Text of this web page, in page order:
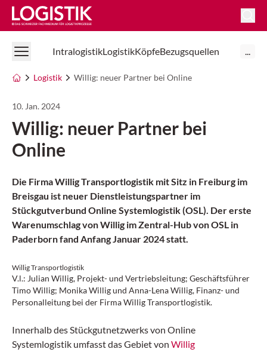
Logistik Online
IntralogistikLogistikKöpfeBezugsquellen ...
Logistik Willig: neuer Partner bei Online
10. Jan. 2024
Willig: neuer Partner bei
Online
Die Firma Willig Transportlogistik mit Sitz in Freiburg im
Breisgau ist neuer Dienstleistungspartner im
Stückgutverbund Online Systemlogistik (OSL). Der erste
Warenumschlag von Willig im Zentral-Hub von OSL in
Paderborn fand Anfang Januar 2024 statt.
Willig Transportlogistik
V.l.: Julian Willig, Projekt- und Vertriebsleitung; Geschäftsführer
Timo Willig; Monika Willig und Anna-Lena Willig, Finanz- und
Personalleitung bei der Firma Willig Transportlogistik.
Innerhalb des Stückgutnetzwerks von Online
Systemlogistik umfasst das Gebiet von Willig